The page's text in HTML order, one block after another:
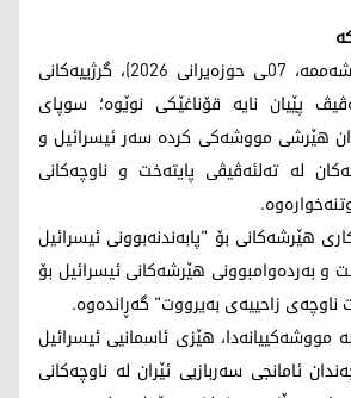
شەوی رابردوو (یەکشەممە، 07ـی حوزەیرانی 2026)، گرژییەکانی
پێیان نایە قۆناغێکی نوێوە؛ سوپای
هێرشی مووشەکی کردە سەر ئیسرائیل و
لە تەلئەڤیڤی پایتەخت و ناوچەکانی
هێرشەکانی بۆ "پابەندنەبوونی ئیسرائیل
و بەردەوامبوونی هێرشەکانی ئیسرائیل بۆ
ناوچەی زاحییەی بەیرووت" گەڕاندەوە.
هێزی ئاسمانیی ئیسرائیل
ئامانجی سەربازیی ئێران لە ناوچەکانی